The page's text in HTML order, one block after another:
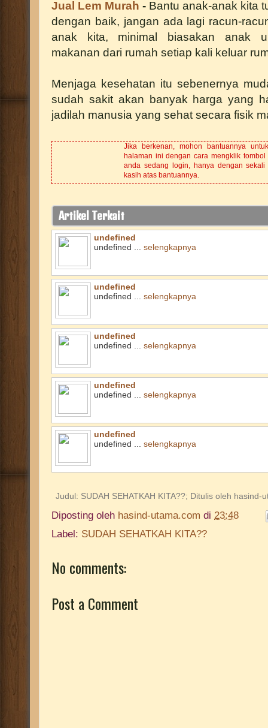
Jual Lem Murah - Bantu anak-anak kita
dengan baik, jangan ada lagi racun-
anak kita, minimal biasakan anak
makanan dari rumah setiap kali keluar
Menjaga kesehatan itu sebenernya
sudah sakit akan banyak harga yang
jadilah manusia yang sehat secara fisik
Jika berkenan, mohon bantuannya
halaman ini dengan cara mengklik
anda sedang login, hanya dengan
kasih atas bantuannya.
Artikel Terkait
undefined
undefined ... selengkapnya
undefined
undefined ... selengkapnya
undefined
undefined ... selengkapnya
undefined
undefined ... selengkapnya
undefined
undefined ... selengkapnya
Judul: SUDAH SEHATKAH KITA??; Ditulis oleh hasind-
Diposting oleh hasind-utama.com di 23:48
Label: SUDAH SEHATKAH KITA??
No comments:
Post a Comment